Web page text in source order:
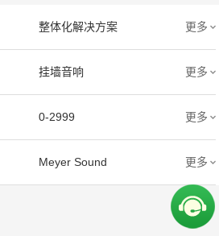
整体化解决方案
投影产品
幕布产品
智能产品
更多
挂墙音响
低音炮
更多
0-2999
1万-5万
更多
Meyer Sound 更多